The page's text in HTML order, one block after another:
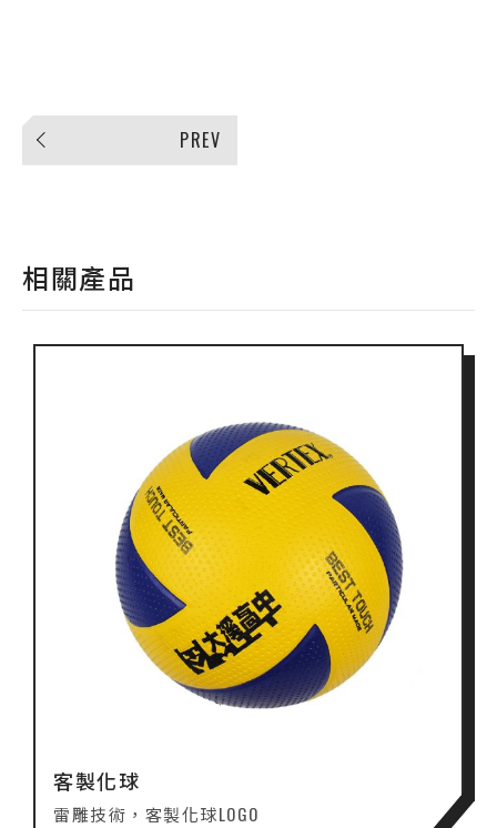
PREV
相關產品
客製化球
雷雕技術，客製化球LOGO